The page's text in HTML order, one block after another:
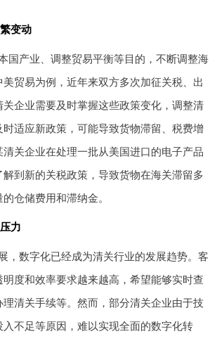
变动
国产业、调整贸易平衡等目的，不断调整海
贸易为例，近年来双方多次加征关税、出
企业需要及时掌握这些政策变化，调整清
适应新政策，可能导致货物滞留、税费增
关企业在处理一批从美国进口的电子产品
到新的关税政策，导致货物在海关滞留多
仓储费用和滞纳金。
力
，数字化已经成为清关行业的发展趋势。客
明度和效率要求越来越高，希望能够实时查
清关手续等。然而，部分清关企业由于技
不足等原因，难以实现全面的数字化转